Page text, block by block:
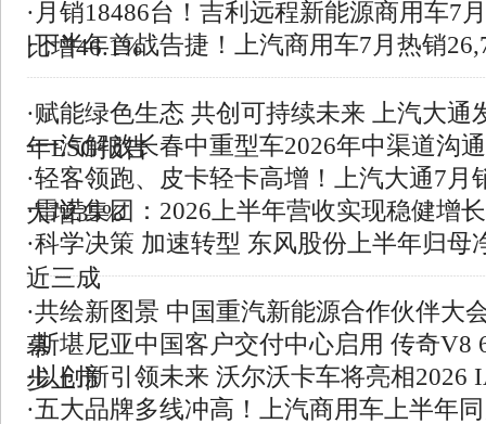
· 月销18486台！吉利远程新能源商用车7
比增46.1%
·下半年首战告捷！上汽商用车7月热销
·赋能绿色生态 共创可持续未来 上汽大通
年ESG报告
·一汽解放长春中重型车2026年中渠道沟
·轻客领跑、皮卡轻卡高增！上汽大通7月
大增35%
·雷诺集团：2026上半年营收实现稳健增长
·科学决策 加速转型 东风股份上半年归母
近三成
·共绘新图景 中国重汽新能源合作伙伴大
幕
·斯堪尼亚中国客户交付中心启用 传奇V8
步上市
·以创新引领未来 沃尔沃卡车将亮相2026
·五大品牌多线冲高！上汽商用车上半年